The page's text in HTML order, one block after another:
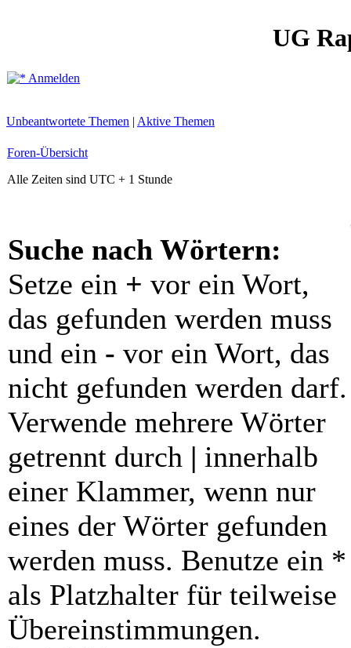
UG
Anmelden
Unbeantwortete Themen | Aktive Themen
Foren-Übersicht
Alle Zeiten sind UTC + 1 Stunde
Suche nach Wörtern:
Setze ein + vor ein Wort,
das gefunden werden muss
und ein - vor ein Wort, das
nicht gefunden werden darf.
Verwende mehrere Wörter
getrennt durch | innerhalb
einer Klammer, wenn nur
eines der Wörter gefunden
werden muss. Benutze ein *
als Platzhalter für teilweise
Übereinstimmungen.